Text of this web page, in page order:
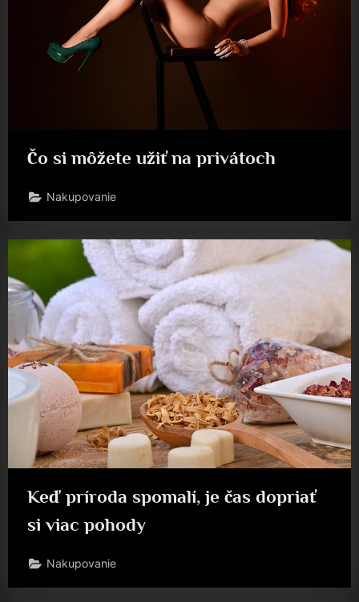
Čo si môžete užiť na privátoch
Nakupovanie
Keď príroda spomalí, je čas dopriať
si viac pohody
Nakupovanie